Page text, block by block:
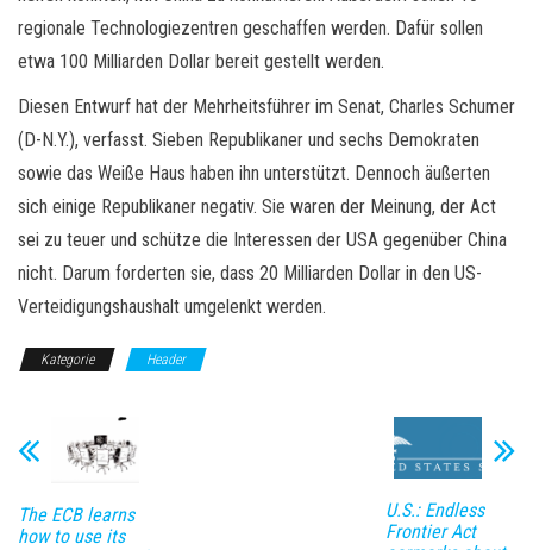
regionale Technologiezentren geschaffen werden. Dafür sollen
etwa 100 Milliarden Dollar bereit gestellt werden.
Diesen Entwurf hat der Mehrheitsführer im Senat, Charles Schumer
(D-N.Y.), verfasst. Sieben Republikaner und sechs Demokraten
sowie das Weiße Haus haben ihn unterstützt. Dennoch äußerten
sich einige Republikaner negativ. Sie waren der Meinung, der Act
sei zu teuer und schütze die Interessen der USA gegenüber China
nicht. Darum forderten sie, dass 20 Milliarden Dollar in den US-
Verteidigungshaushalt umgelenkt werden.
Kategorie Header
The ECB learns
how to use its
U.S.: Endless
Frontier Act